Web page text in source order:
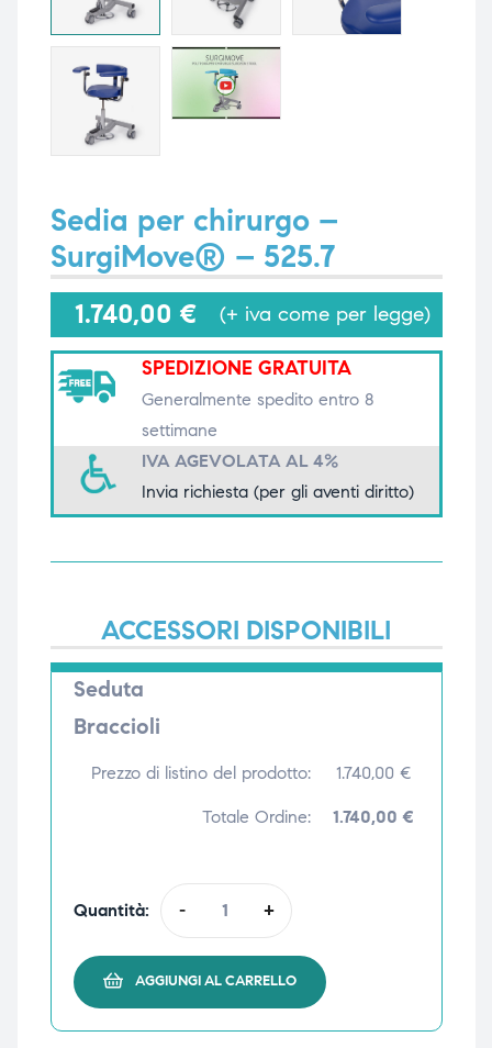
Sedia per chirurgo –
SurgiMove® – 525.7
1.740,00 € (+ iva come per legge)
SPEDIZIONE GRATUITA
Generalmente spedito entro 8
settimane
IVA AGEVOLATA AL 4%
Invia richiesta (per gli aventi diritto)
ACCESSORI DISPONIBILI
Seduta
Braccioli
Prezzo di listino del prodotto: 1.740,00 €
Totale Ordine: 1.740,00 €
Quantità: - +
AGGIUNGI AL CARRELLO